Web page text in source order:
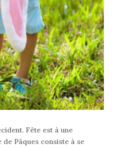
Fête est à une
Pâques consiste à se